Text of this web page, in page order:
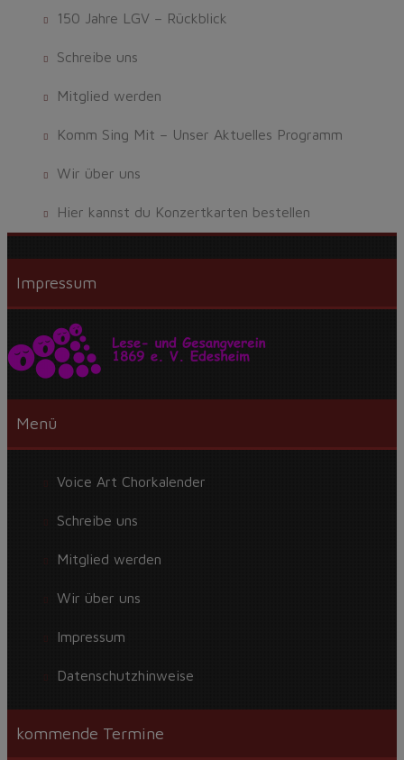
150 Jahre LGV – Rückblick
Schreibe uns
Mitglied werden
Komm Sing Mit – Unser Aktuelles Programm
Wir über uns
Hier kannst du Konzertkarten bestellen
Impressum
Menü
Voice Art Chorkalender
Schreibe uns
Mitglied werden
Wir über uns
Impressum
Datenschutzhinweise
kommende Termine